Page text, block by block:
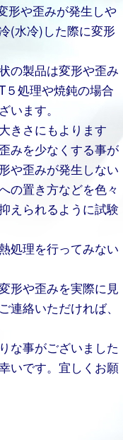
形や歪みが発生しや
(水冷)した際に変形
の製品は変形や歪み
５処理や焼鈍の場合
います。
きさにもよります
みを少なくする事が
や歪みが発生しない
の置き方などを色々
えられるように試験
処理を行ってみない
形や歪みを実際に見
絡いただければ、
な事がございました
いです。宜しくお願